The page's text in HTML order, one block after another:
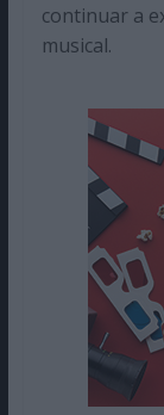
continuar a
musical.